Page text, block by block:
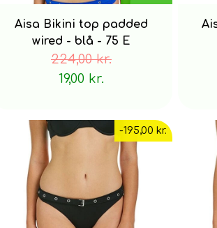
Aisa Bikini top padded
wired - blå - 75 E
224,00 kr.
19,00 kr.
-195,00 kr.